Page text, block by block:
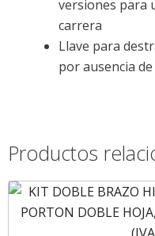
versiones para
carrera
Llave para
por ausencia
Productos